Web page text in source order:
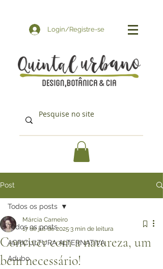
Login/Registre-se
Post
Todos os posts
AGRICULTURA ALTERNATIVA
Adubo
Todos os posts
Conviver com a natureza, um
bem necessário!
Márcia Carneiro
17 de jul. de 2025 3 min de leitura